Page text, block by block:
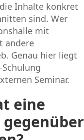
Inhalte konkret
sind. Wer
mit
andere
Genau hier liegt
Seminar.
eine